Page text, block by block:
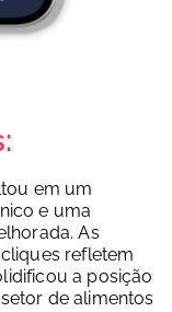
em um
e uma
As
refletem
a posição
de alimentos